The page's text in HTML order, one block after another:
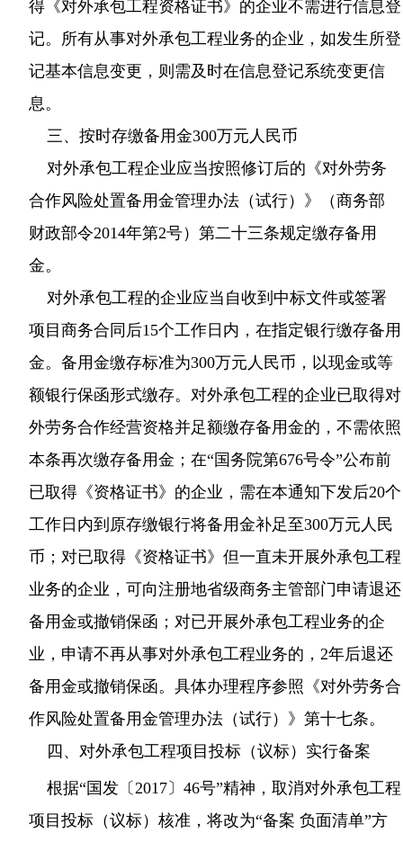
得《对外承包工程资格证书》的企业不需进行信息登
记。所有从事对外承包工程业务的企业，如发生所登
记基本信息变更，则需及时在信息登记系统变更信
息。
三、按时存缴备用金300万元人民币
对外承包工程企业应当按照修订后的《对外劳务
合作风险处置备用金管理办法（试行）》（商务部
财政部令2014年第2号）第二十三条规定缴存备用
金。
对外承包工程的企业应当自收到中标文件或签署
项目商务合同后15个工作日内，在指定银行缴存备用
金。备用金缴存标准为300万元人民币，以现金或等
额银行保函形式缴存。对外承包工程的企业已取得对
外劳务合作经营资格并足额缴存备用金的，不需依照
本条再次缴存备用金；在“国务院第676号令”公布前
已取得《资格证书》的企业，需在本通知下发后20个
工作日内到原存缴银行将备用金补足至300万元人民
币；对已取得《资格证书》但一直未开展外承包工程
业务的企业，可向注册地省级商务主管部门申请退还
备用金或撤销保函；对已开展外承包工程业务的企
业，申请不再从事对外承包工程业务的，2年后退还
备用金或撤销保函。具体办理程序参照《对外劳务合
作风险处置备用金管理办法（试行）》第十七条。
四、对外承包工程项目投标（议标）实行备案
根据“国发〔2017〕46号”精神，取消对外承包工程
项目投标（议标）核准，将改为“备案 负面清单”方